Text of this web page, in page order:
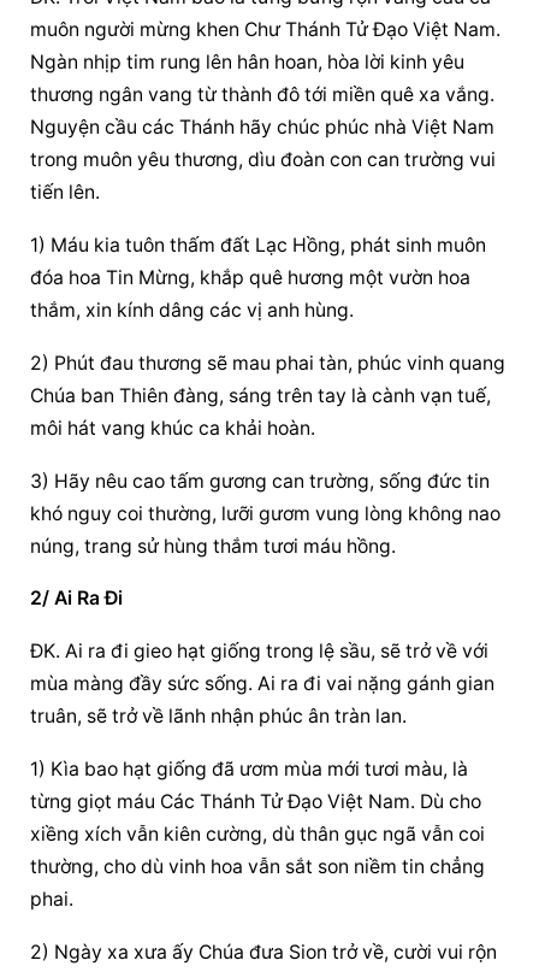
muôn người mừng khen Chư Thánh Tử Đạo Việt Nam.
Ngàn nhịp tim rung lên hân hoan, hòa lời kinh yêu
thương ngân vang từ thành đô tới miền quê xa vắng.
Nguyện cầu các Thánh hãy chúc phúc nhà Việt Nam
trong muôn yêu thương, dìu đoàn con can trường vui
tiến lên.
1) Máu kia tuôn thấm đất Lạc Hồng, phát sinh muôn
đóa hoa Tin Mừng, khắp quê hương một vườn hoa
thắm, xin kính dâng các vị anh hùng.
2) Phút đau thương sẽ mau phai tàn, phúc vinh quang
Chúa ban Thiên đàng, sáng trên tay là cành vạn tuế,
môi hát vang khúc ca khải hoàn.
3) Hãy nêu cao tấm gương can trường, sống đức tin
khó nguy coi thường, lưỡi gươm vung lòng không nao
núng, trang sử hùng thắm tươi máu hồng.
2/ Ai Ra Đi
ĐK. Ai ra đi gieo hạt giống trong lệ sầu, sẽ trở về với
mùa màng đầy sức sống. Ai ra đi vai nặng gánh gian
truân, sẽ trở về lãnh nhận phúc ân tràn lan.
1) Kìa bao hạt giống đã ươm mùa mới tươi màu, là
từng giọt máu Các Thánh Tử Đạo Việt Nam. Dù cho
xiềng xích vẫn kiên cường, dù thân gục ngã vẫn coi
thường, cho dù vinh hoa vẫn sắt son niềm tin chẳng
phai.
2) Ngày xa xưa ấy Chúa đưa Sion trở về, cười vui rộn